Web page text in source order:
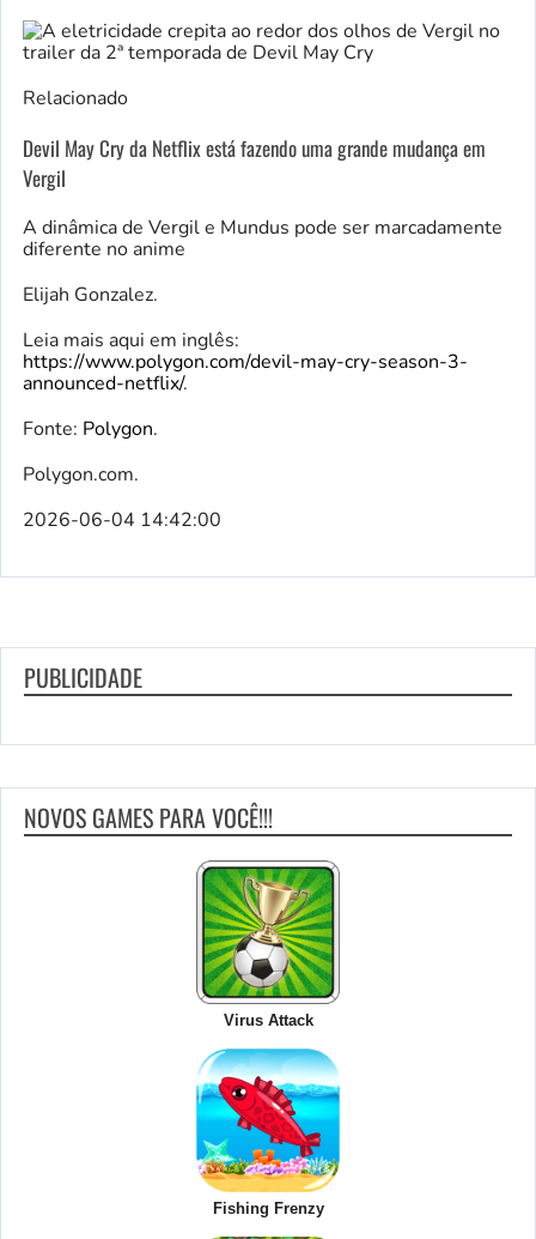
Relacionado
Devil May Cry da Netflix está fazendo uma grande mudança em
Vergil
A dinâmica de Vergil e Mundus pode ser marcadamente
diferente no anime
Elijah Gonzalez.
Leia mais aqui em inglês:
https://www.polygon.com/devil-may-cry-season-3-
announced-netflix/.
Fonte: Polygon.
Polygon.com.
2026-06-04 14:42:00
PUBLICIDADE
NOVOS GAMES PARA VOCÊ!!!
Virus Attack
Fishing Frenzy